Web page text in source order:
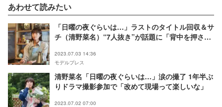
あわせて読みたい
「日曜の夜ぐらいは…」ラストのタイトル回収＆サ
チ（清野菜名）“7人抜き”が話題に「背中を押され
2023.07.03 14:36
モデルプレス
清野菜名「日曜の夜ぐらいは…」涙の撮了 1年半ぶ
りドラマ撮影参加で「改めて現場って楽しいな」
2023.07.02 07:00